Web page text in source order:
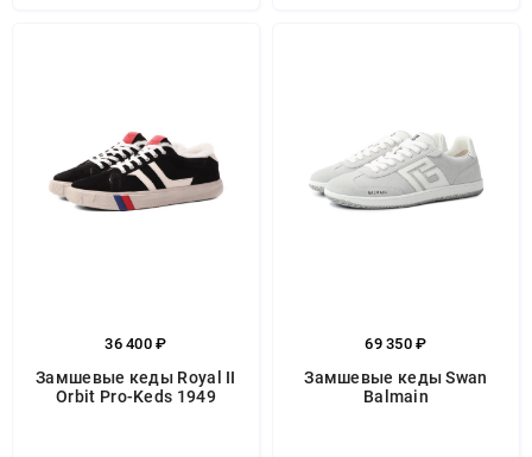
36 400 ₽
Замшевые кеды Royal II
Orbit Pro-Keds 1949
69 350 ₽
Замшевые кеды Swan
Balmain